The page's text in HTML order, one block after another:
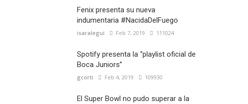
Fenix presenta su nueva
indumentaria #NacidaDelFuego
isaralegui Feb 7, 2019 111024
Spotify presenta la “playlist oficial de
Boca Juniors”
gcorti Feb 4, 2019 109930
El Super Bowl no pudo superar a la